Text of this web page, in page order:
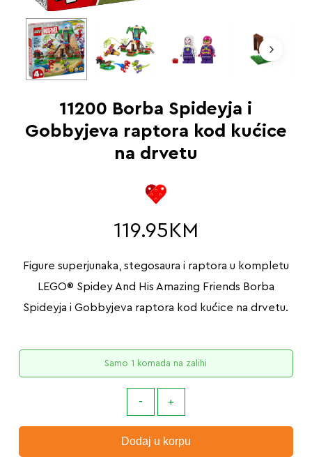
11200 Borba Spideyja i
Gobbyjeva raptora kod kućice
na drvetu
119.95 KM
Figure superjunaka, stegosaura i raptora u kompletu
LEGO® Spidey And His Amazing Friends Borba
Spideyja i Gobbyjeva raptora kod kućice na drvetu.
Samo 1 komada na zalihi
Dodaj u korpu